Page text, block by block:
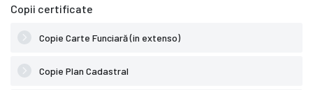
Copii certificate
Copie Carte Funciară (in extenso)
Copie Plan Cadastral